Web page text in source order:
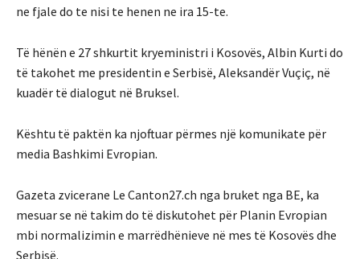
ne fjale do te nisi te henen ne ira 15-te.
Të hënën e 27 shkurtit kryeministri i Kosovës, Albin Kurti do
të takohet me presidentin e Serbisë, Aleksandër Vuçiç, në
kuadër të dialogut në Bruksel.
Kështu të paktën ka njoftuar përmes një komunikate për
media Bashkimi Evropian.
Gazeta zvicerane Le Canton27.ch nga bruket nga BE, ka
mesuar se nё takim do të diskutohet pёr Planin Evropian
mbi normalizimin e marrёdhёnieve nё mes tё Kosovёs dhe
Serbisё.